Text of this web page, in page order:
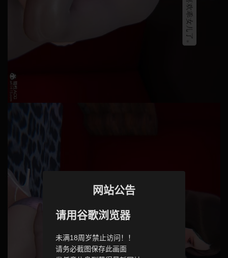
网站公告
请用谷歌浏览器
未满18周岁禁止访问！！
请务必截图保存此画面